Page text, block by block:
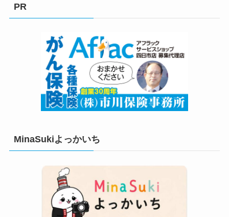
PR
MinaSukiよっかいち